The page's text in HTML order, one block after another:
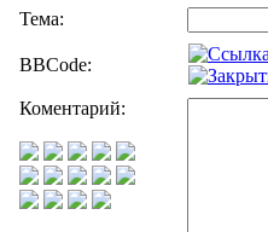
Тема:
BBCode:
Коментарий: